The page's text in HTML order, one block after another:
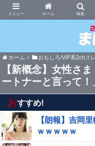
ホーム
まにゅそく
ホーム おもしろ/VIP系2chス
【新概念】女性さ
ートナーと言って！
おすすめ!
【朗報】吉岡
ｗｗｗｗｗ